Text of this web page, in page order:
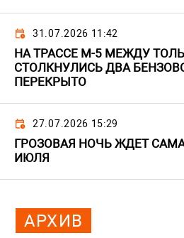
31.07.2026 11:42
НА ТРАССЕ М-5 МЕЖДУ
СТОЛКНУЛИСЬ ДВА
ПЕРЕКРЫТО
27.07.2026 15:29
ГРОЗОВАЯ НОЧЬ ЖДЕТ
ИЮЛЯ
АРХИВ